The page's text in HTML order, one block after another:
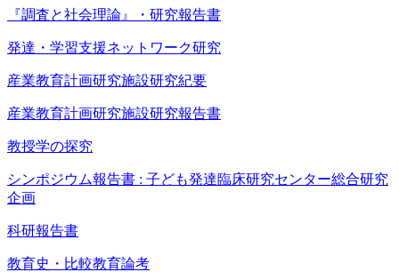
『調査と社会理論』・研究報告書
発達・学習支援ネットワーク研究
産業教育計画研究施設研究紀要
産業教育計画研究施設研究報告書
教授学の探究
シンポジウム報告書 : 子ども発達臨床研究センター総合研究
企画
科研報告書
教育史・比較教育論考